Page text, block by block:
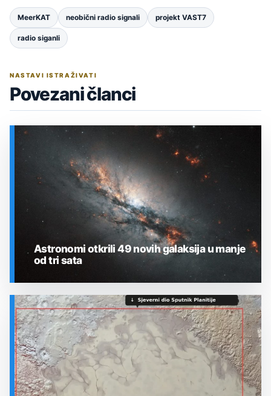
MeerKAT neobični radio signali projekt VAST7
radio siganli
NASTAVI ISTRAŽIVATI
Povezani članci
SVEMIR
Astronomi otkrili 49 novih galaksija u manje
od tri sata